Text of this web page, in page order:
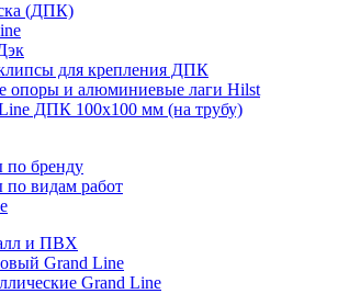
(ДПК)
для крепления ДПК
опоры и алюминиевые лаги Hilst
ДПК 100х100 мм (на трубу)
по бренду
видам работ
и ПВХ
Grand Line
Grand Line